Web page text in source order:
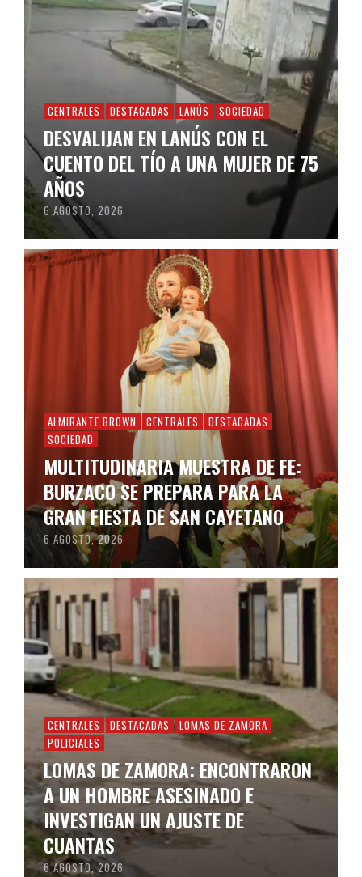
CENTRALES DESTACADAS LANÚS SOCIEDAD
DESVALIJAN EN LANÚS CON EL
CUENTO DEL TÍO A UNA MUJER DE 75
AÑOS
6 AGOSTO, 2026
ALMIRANTE BROWN CENTRALES
DESTACADAS
SOCIEDAD
MULTITUDINARIA MUESTRA DE FE:
BURZACO SE PREPARA PARA LA
GRAN FIESTA DE SAN CAYETANO
6 AGOSTO, 2026
CENTRALES DESTACADAS
LOMAS DE ZAMORA
POLICIALES
LOMAS DE ZAMORA: ENCONTRARON
A UN HOMBRE ASESINADO E
INVESTIGAN UN AJUSTE DE
CUANTAS
6 AGOSTO, 2026